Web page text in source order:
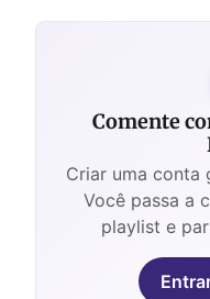
Comente
Criar uma conta
Você passa a
playlist e